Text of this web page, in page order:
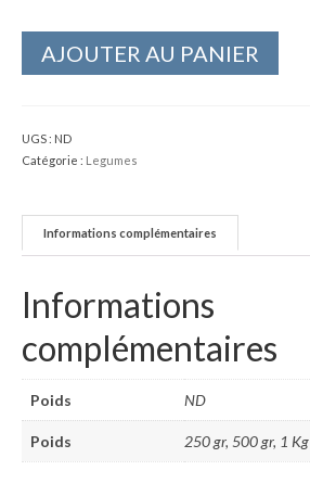
AJOUTER AU PANIER
UGS : ND
Catégorie : Legumes
Informations complémentaires
Informations
complémentaires
Poids ND
Poids 250 gr, 500 gr, 1 Kg